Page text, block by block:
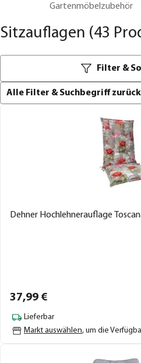
Gartenmöbelzubehör
Sitzauflagen (43
Filter &
Alle Filter & Suchbegriff
Dehner Hochlehnerauflage
37,99 €
Lieferbar
Markt auswählen, um die